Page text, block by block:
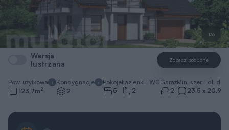
1/6
Wersja
lustrzana
Zobacz podobne
Pow. użytkowa
123,7m2
Kondygnacje
2
Pokoje
5
Łazienki i WC
2
Garaż
2
Min. szer. i dł.
23,5 x 20,9